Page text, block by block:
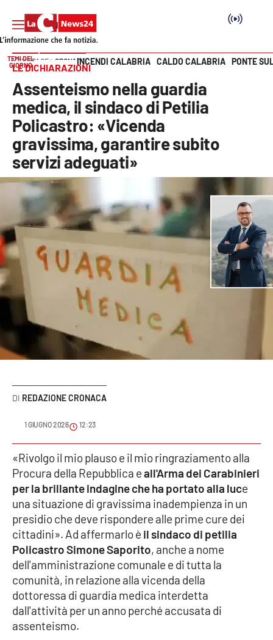
SEZIONI
Cronaca
Politica
Attualità
Economia e lavoro
Italia Mondo
Sanità
Sport
VIDEO
Ambiente
Cronaca
Cultura
Economia e Lavoro
Vai
TEMI DEL
GIORNO
INCENDI CALABRIA CALDO CALABRIA PONTE
HOME PAGE CRONACA
LE DICHIARAZIONI
Assenteismo nella guardia
medica, il sindaco di Petilia
Policastro: «Vicenda
gravissima, garantire subito
servizi adeguati»
REDAZIONE CRONACA
1 GIUGNO 2026 12:23
«Rivolgo il mio plauso e il mio ringraziamento alla
Procura della Repubblica eall'Arma dei Carabinieri
per la brillante indagine che ha portato alla luce
una situazione di gravissima inadempienza in un
presidio che deve rispondere alle prime cure dei
cittadini». Ad affermarlo è il sindaco di petilia
Policastro Simone Saporito, anche a nome
dell'amministrazione comunale e di tutta la
comunità, in relazione alla vicenda della
dottoressa di guardia medica interdetta
dall'attività per un anno perché accusata di
assenteismo.